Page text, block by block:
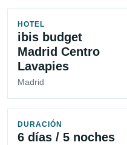
HOTEL
ibis budget
Madrid Centro
Lavapies
Madrid
DURACIÓN
6 días / 5 noches